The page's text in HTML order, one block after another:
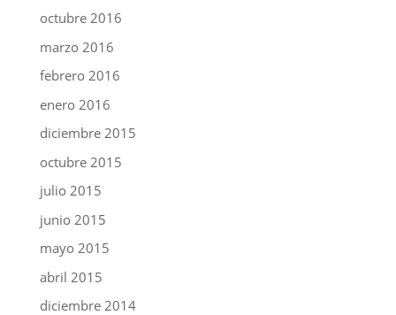
octubre 2016
marzo 2016
febrero 2016
enero 2016
diciembre 2015
octubre 2015
julio 2015
junio 2015
mayo 2015
abril 2015
diciembre 2014